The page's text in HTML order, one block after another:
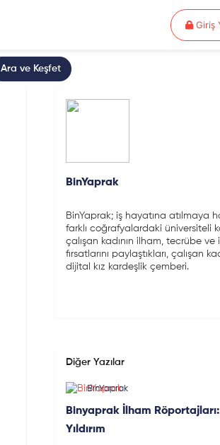
Giriş
Ara ve Keşfet
BinYaprak
BinYaprak; iş hayatına atılmaya
farklı coğrafyalardaki üniversiteli
çalışan kadının ilham, tecrübe ve
fırsatlarını paylaştıkları, çalışan
dijital kız kardeşlik çemberi.
Diğer Yazılar
BinYaprak
Binyaprak İlham
Yıldırım